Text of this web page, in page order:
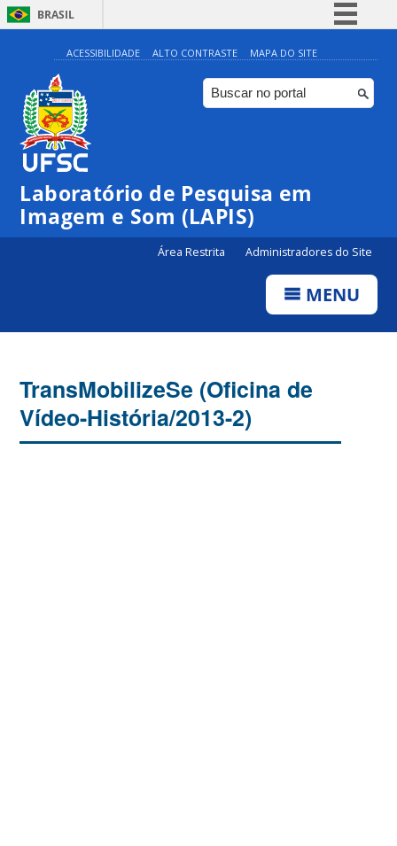
BRASIL
Simplifique!
Comunica BR
Participe
Canais
ACESSIBILIDADE ALTO CONTRASTE MAPA DO SITE
Laboratório de Pesquisa em
Imagem e Som (LAPIS)
Área Restrita Administradores do Site
MENU
TransMobilizeSe (Oficina de
Vídeo-História/2013-2)